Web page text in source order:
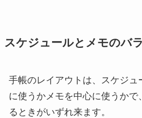
スケジュールとメモのバ
手帳のレイアウトは、スケジュ
に使うかメモを中心に使うかで
るときがいずれ来ます。